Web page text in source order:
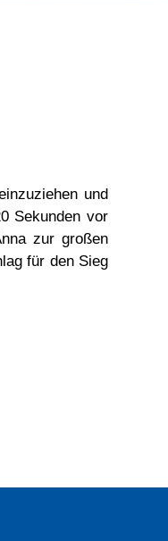
und
Sekunden vor
zur großen
für den Sieg